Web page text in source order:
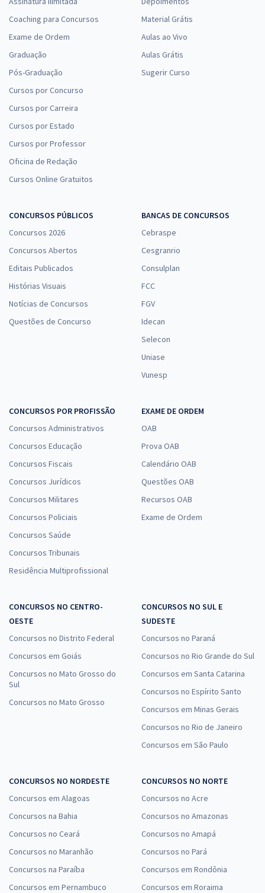
Coaching para Concursos
Exame de Ordem
Graduação
Pós-Graduação
Cursos por Concurso
Cursos por Carreira
Cursos por Estado
Cursos por Professor
Oficina de Redação
Cursos Online Gratuitos
Material Grátis
Aulas ao Vivo
Aulas Grátis
Sugerir Curso
CONCURSOS PÚBLICOS
Concursos 2026
Concursos Abertos
Editais Publicados
Histórias Visuais
Notícias de Concursos
Questões de Concurso
BANCAS DE CONCURSOS
Cebraspe
Cesgranrio
Consulplan
FCC
FGV
Idecan
Selecon
Uniase
Vunesp
CONCURSOS POR PROFISSÃO
Concursos Administrativos
Concursos Educação
Concursos Fiscais
Concursos Jurídicos
Concursos Militares
Concursos Policiais
Concursos Saúde
Concursos Tribunais
Residência Multiprofissional
EXAME DE ORDEM
OAB
Prova OAB
Calendário OAB
Questões OAB
Recursos OAB
Exame de Ordem
CONCURSOS NO CENTRO-
OESTE
Concursos no Distrito Federal
Concursos em Goiás
Concursos no Mato Grosso do
Sul
Concursos no Mato Grosso
CONCURSOS NO SUL E
SUDESTE
Concursos no Paraná
Concursos no Rio Grande do Sul
Concursos em Santa Catarina
Concursos no Espírito Santo
Concursos em Minas Gerais
Concursos no Rio de Janeiro
Concursos em São Paulo
CONCURSOS NO NORDESTE
Concursos em Alagoas
Concursos na Bahia
Concursos no Ceará
Concursos no Maranhão
Concursos na Paraíba
Concursos em Pernambuco
CONCURSOS NO NORTE
Concursos no Acre
Concursos no Amazonas
Concursos no Amapá
Concursos no Pará
Concursos em Rondônia
Concursos em Roraima